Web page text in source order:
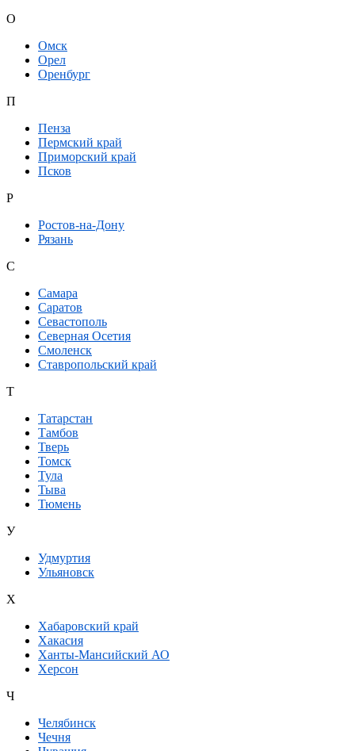
О
Омск
Орел
Оренбург
П
Пенза
Пермский край
Приморский край
Псков
Р
Ростов-на-Дону
Рязань
С
Самара
Саратов
Севастополь
Северная Осетия
Смоленск
Ставропольский край
Т
Татарстан
Тамбов
Тверь
Томск
Тула
Тыва
Тюмень
У
Удмуртия
Ульяновск
Х
Хабаровский край
Хакасия
Ханты-Мансийский АО
Херсон
Ч
Челябинск
Чечня